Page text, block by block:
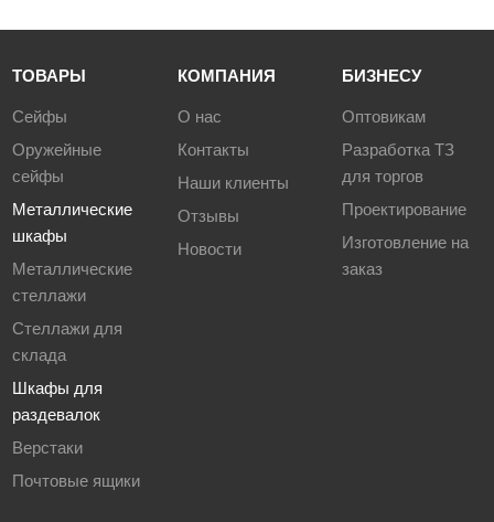
ТОВАРЫ
Сейфы
Оружейные
сейфы
Металлические
шкафы
Металлические
стеллажи
Стеллажи для
склада
Шкафы для
раздевалок
Верстаки
Почтовые ящики
КОМПАНИЯ
О нас
Контакты
Наши клиенты
Отзывы
Новости
БИЗНЕСУ
Оптовикам
Разработка ТЗ
для торгов
Проектирование
Изготовление на
заказ